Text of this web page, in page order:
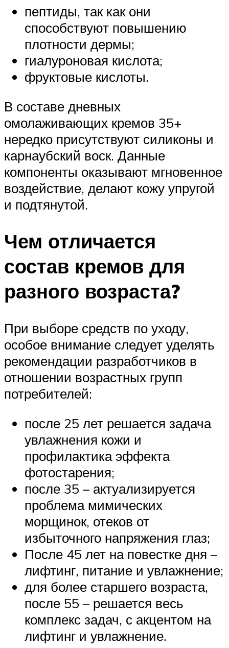
пептиды, так как они
способствуют повышению
плотности дермы;
гиалуроновая кислота;
фруктовые кислоты.
В составе дневных
омолаживающих кремов 35+
нередко присутствуют силиконы и
карнаубский воск. Данные
компоненты оказывают мгновенное
воздействие, делают кожу упругой
и подтянутой.
Чем отличается
состав кремов для
разного возраста?
При выборе средств по уходу,
особое внимание следует уделять
рекомендации разработчиков в
отношении возрастных групп
потребителей:
после 25 лет решается задача
увлажнения кожи и
профилактика эффекта
фотостарения;
после 35 – актуализируется
проблема мимических
морщинок, отеков от
избыточного напряжения глаз;
После 45 лет на повестке дня –
лифтинг, питание и увлажнение;
для более старшего возраста,
после 55 – решается весь
комплекс задач, с акцентом на
лифтинг и увлажнение.